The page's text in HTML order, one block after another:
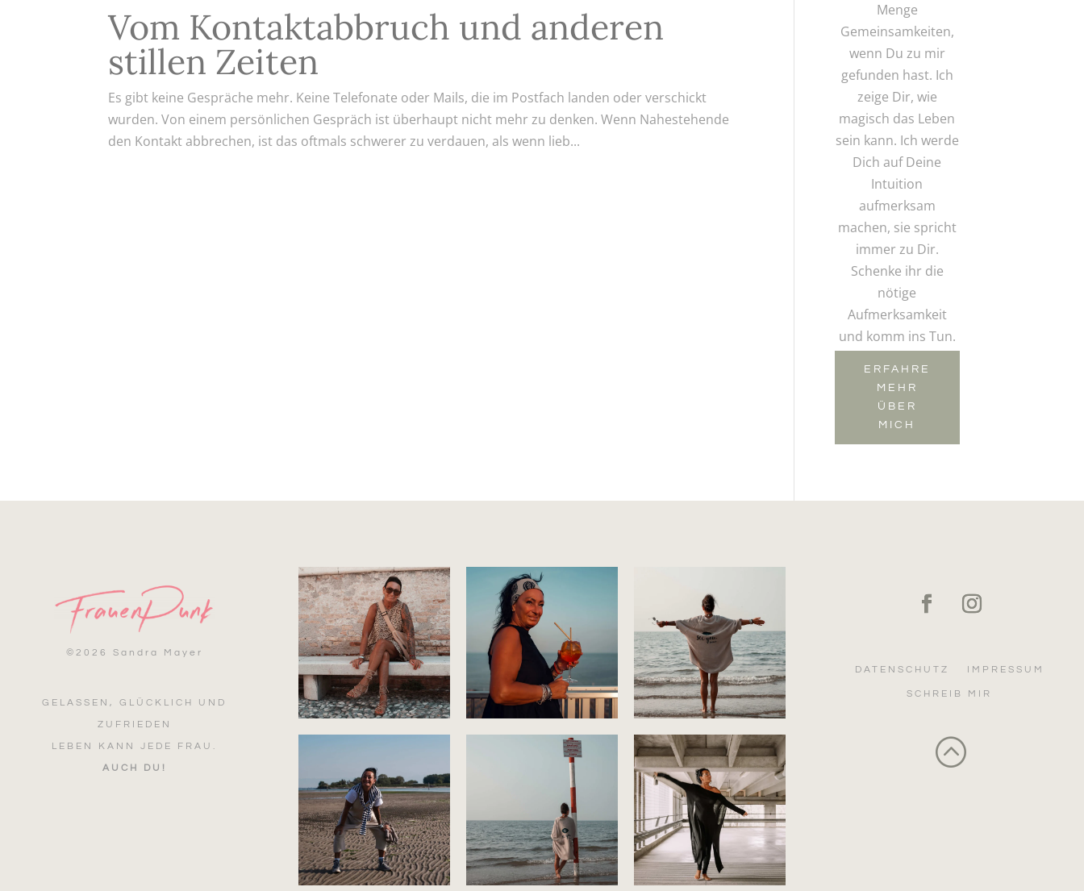
Vom Kontaktabbruch und anderen
stillen Zeiten
Es gibt keine Gespräche mehr. Keine Telefonate oder Mails, die im Postfach landen oder verschickt
wurden. Von einem persönlichen Gespräch ist überhaupt nicht mehr zu denken. Wenn Nahestehende
den Kontakt abbrechen, ist das oftmals schwerer zu verdauen, als wenn lieb...
Menge
Gemeinsamkeiten,
wenn Du zu mir
gefunden hast. Ich
zeige Dir, wie
magisch das Leben
sein kann. Ich werde
Dich auf Deine
Intuition
aufmerksam
machen, sie spricht
immer zu Dir.
Schenke ihr die
nötige
Aufmerksamkeit
und komm ins Tun.
ERFAHRE
MEHR
ÜBER
MICH
© 2026 Sandra Mayer
GELASSEN, GLÜCKLICH UND
ZUFRIEDEN
LEBEN KANN JEDE FRAU.
AUCH DU!
DATENSCHUTZ IMPRESSUM
SCHREIB MIR
: